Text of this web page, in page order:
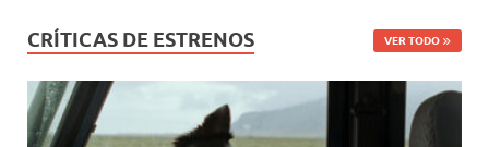
CRÍTICAS DE ESTRENOS VER TODO